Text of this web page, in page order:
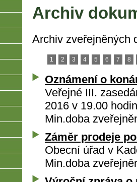
Archiv
Archiv zveřejněných
1 2 3 4 5 6 7 8
Oznámení o
Veřejné III.
2016 v 19.00
Min.doba
Záměr prodeje
Obecní úřad v
Min.doba